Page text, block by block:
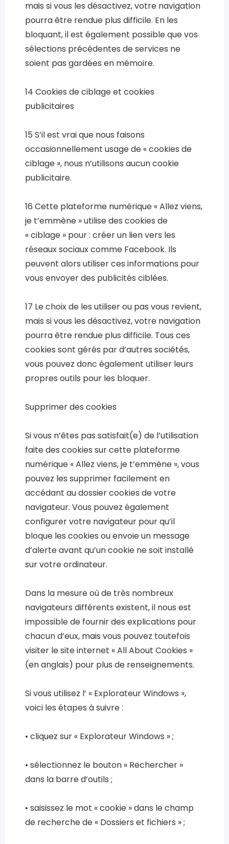
mais si vous les désactivez, votre navigation
pourra être rendue plus difficile. En les
bloquant, il est également possible que vos
sélections précédentes de services ne
soient pas gardées en mémoire.
14 Cookies de ciblage et cookies
publicitaires
15 S’il est vrai que nous faisons
occasionnellement usage de « cookies de
ciblage », nous n’utilisons aucun cookie
publicitaire.
16 Cette plateforme numérique « Allez viens,
je t’emmène » utilise des cookies de
« ciblage » pour : créer un lien vers les
réseaux sociaux comme Facebook. Ils
peuvent alors utiliser ces informations pour
vous envoyer des publicités ciblées.
17 Le choix de les utiliser ou pas vous revient,
mais si vous les désactivez, votre navigation
pourra être rendue plus difficile. Tous ces
cookies sont gérés par d’autres sociétés,
vous pouvez donc également utiliser leurs
propres outils pour les bloquer.
Supprimer des cookies
Si vous n’êtes pas satisfait(e) de l’utilisation
faite des cookies sur cette plateforme
numérique « Allez viens, je t’emmène », vous
pouvez les supprimer facilement en
accédant au dossier cookies de votre
navigateur. Vous pouvez également
configurer votre navigateur pour qu’il
bloque les cookies ou envoie un message
d’alerte avant qu’un cookie ne soit installé
sur votre ordinateur.
Dans la mesure où de très nombreux
navigateurs différents existent, il nous est
impossible de fournir des explications pour
chacun d’eux, mais vous pouvez toutefois
visiter le site internet « All About Cookies »
(en anglais) pour plus de renseignements.
Si vous utilisez l’ « Explorateur Windows »,
voici les étapes à suivre :
• cliquez sur « Explorateur Windows » ;
• sélectionnez le bouton « Rechercher »
dans la barre d’outils ;
• saisissez le mot « cookie » dans le champ
de recherche de « Dossiers et fichiers » ;